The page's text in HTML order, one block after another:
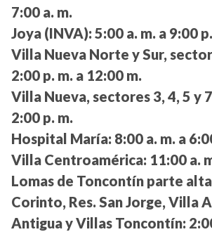
7:00 a. m.
Joya (INVA): 5:00 a. m. a 9:00
Villa Nueva Norte y Sur,
2:00 p. m. a 12:00 m.
Villa Nueva, sectores 3, 4, 5 y
2:00 p. m.
Hospital María: 8:00 a. m. a
Villa Centroamérica: 11:00 a.
Lomas de Toncontín parte
Corinto, Res. San Jorge, Villa
Antigua y Villas Toncontín: